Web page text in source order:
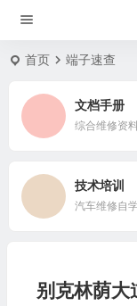
首页 端子速查
文档手册
综合维修资料
技术培训
汽车维修自
别克林荫